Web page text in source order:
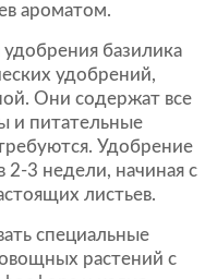
ароматом.
базилика
удобрений,
Они содержат все
и питательные
Удобрение
2-3 недели, начиная с
листьев.
специальные
растений с